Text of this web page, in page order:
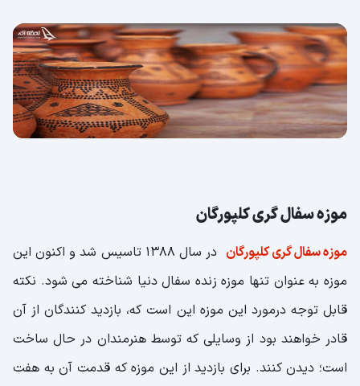
موزه سفال گری کلپورگان
موزه سفال گری کلپورگان
در سال ۱۳۸۸ تاسیس شد و اکنون این
موزه به عنوان تنها موزه زنده سفال دنیا شناخته می شود. نکته
قابل توجه درمورد این موزه این است که، بازدید کنندگان از آن
قادر خواهند بود از وسایلی که توسط هنرمندان در حال ساخت
است؛ دیدن کنند. برای بازدید از این موزه که قدمت آن به هفت